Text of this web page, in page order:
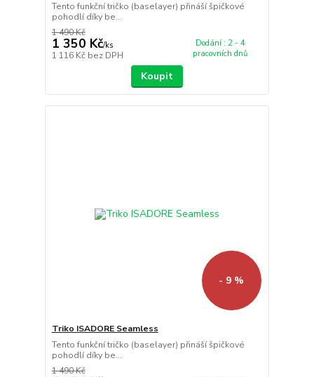
Tento funkční tričko (baselayer) přináší špičkové
pohodlí díky be...
1 490 Kč
1 350 Kč/ks
1 116 Kč bez DPH
Dodání : 2 - 4
pracovních dnů
Koupit
- 9 %
Triko ISADORE Seamless
Tento funkční tričko (baselayer) přináší špičkové
pohodlí díky be...
1 490 Kč